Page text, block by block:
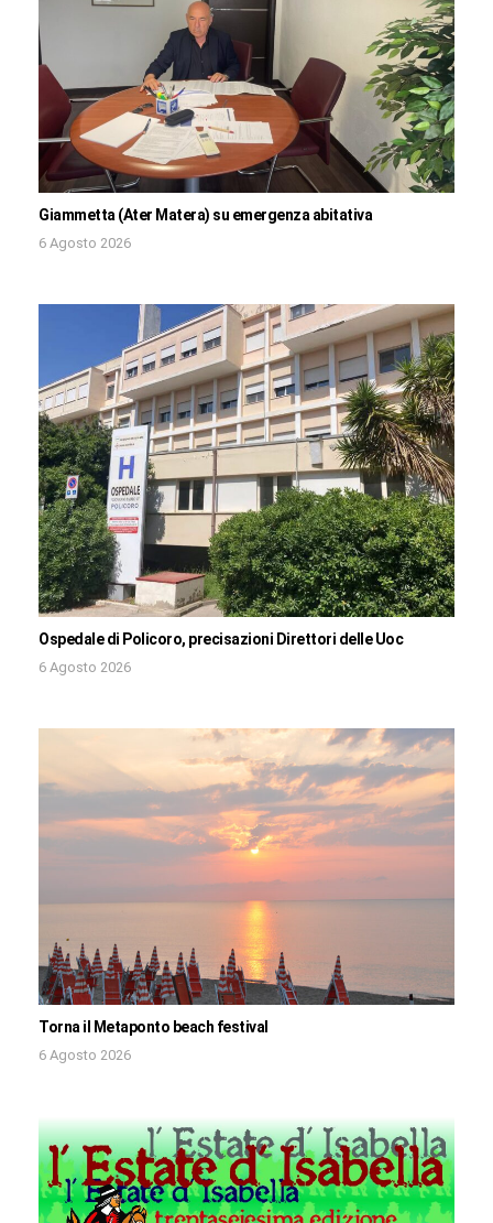
Giammetta (Ater Matera) su emergenza abitativa
6 Agosto 2026
Ospedale di Policoro, precisazioni Direttori delle Uoc
6 Agosto 2026
Torna il Metaponto beach festival
6 Agosto 2026